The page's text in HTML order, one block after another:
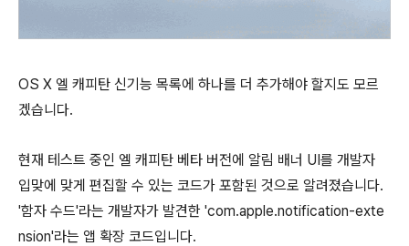
OS X 엘 캐피탄 신기능 목록에 하나를 더 추가해야 할지도 모르
겠습니다.
현재 테스트 중인 엘 캐피탄 베타 버전에 알림 배너 UI를 개발자
입맞에 맞게 편집할 수 있는 코드가 포함된 것으로 알려졌습니다.
'함자 수드'라는 개발자가 발견한 'com.apple.notification-exte
nsion'라는 앱 확장 코드입니다.